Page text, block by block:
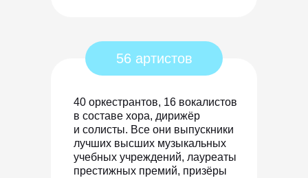
40 оркестрантов, 16 вокалистов
в составе хора, дирижёр
и солисты. Все они выпускники
лучших высших музыкальных
учебных учреждений, лауреаты
престижных премий, призёры
56 артистов